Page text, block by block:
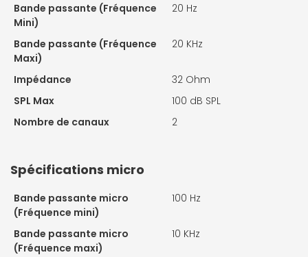
Bande passante (Fréquence
Mini)
20 Hz
Bande passante (Fréquence
Maxi)
20 KHz
Impédance
32 Ohm
SPL Max
100 dB SPL
Nombre de canaux
2
Spécifications micro
Bande passante micro
(Fréquence mini)
100 Hz
Bande passante micro
(Fréquence maxi)
10 KHz